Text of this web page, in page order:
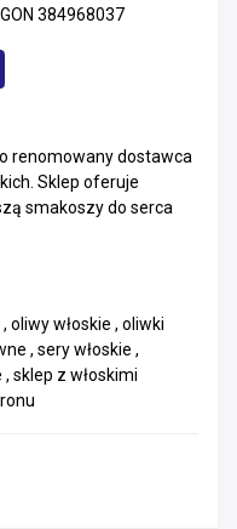
384968037
renomowany dostawca
Sklep oferuje
smakoszy do serca
oliwy włoskie , oliwki
, sery włoskie ,
sklep z włoskimi